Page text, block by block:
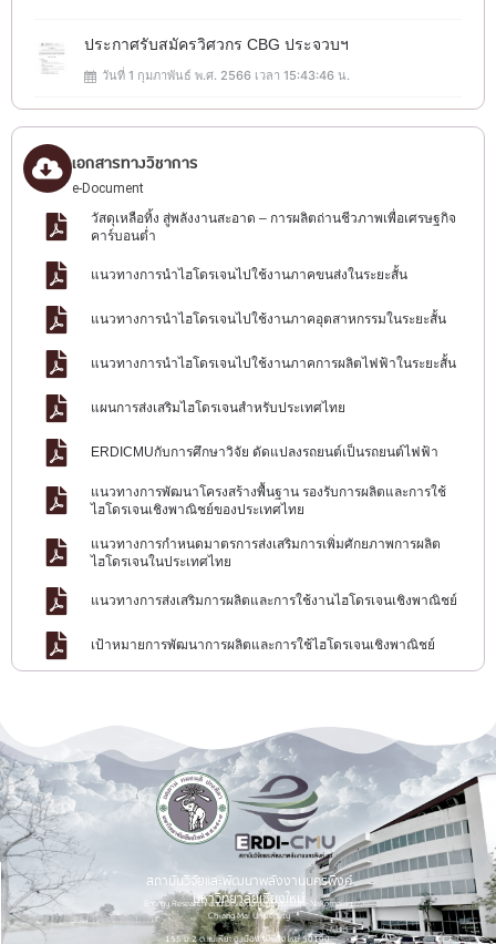
ประกาศรับสมัครวิศวกร CBG ประจวบฯ
วันที่ 1 กุมภาพันธ์ พ.ศ. 2566 เวลา 15:43:46 น.
เอกสารทางวิชาการ
e-Document
วัสดุเหลือทิ้ง สู่พลังงานสะอาด – การผลิตถ่านชีวภาพเพื่อเศรษฐกิจ
คาร์บอนต่ำ
แนวทางการนำไฮโดรเจนไปใช้งานภาคขนส่งในระยะสั้น
แนวทางการนำไฮโดรเจนไปใช้งานภาคอุตสาหกรรมในระยะสั้น
แนวทางการนำไฮโดรเจนไปใช้งานภาคการผลิตไฟฟ้าในระยะสั้น
แผนการส่งเสริมไฮโดรเจนสำหรับประเทศไทย
ERDICMUกับการศึกษาวิจัย ดัดแปลงรถยนต์เป็นรถยนต์ไฟฟ้า
แนวทางการพัฒนาโครงสร้างพื้นฐาน รองรับการผลิตและการใช้
ไฮโดรเจนเชิงพาณิชย์ของประเทศไทย
แนวทางการกำหนดมาตรการส่งเสริมการเพิ่มศักยภาพการผลิต
ไฮโดรเจนในประเทศไทย
แนวทางการส่งเสริมการผลิตและการใช้งานไฮโดรเจนเชิงพาณิชย์
เป้าหมายการพัฒนาการผลิตและการใช้ไฮโดรเจนเชิงพาณิชย์
สถาบันวิจัยและพัฒนาพลังงานนครพิงค์
มหาวิทยาลัยเชียงใหม่
Energy Research and Development Institute-Nakornping,
Chiang Mai University
155 ม.2 ต.แม่เหียะ อ.เมือง จ.เชียงใหม่ 50100.